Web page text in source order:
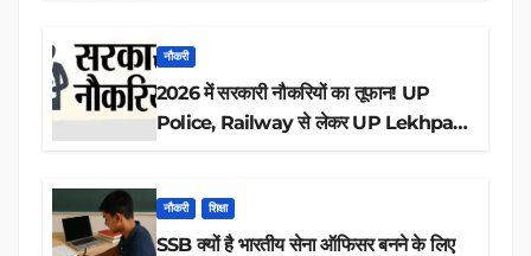
नौकरी
2026 में सरकारी नौकरियों का तूफान! UP
Police, Railway से लेकर UP Lekhpal
नौकरी शिक्षा
SSB क्यों है भारतीय सेना ऑफिसर बनने के लिए